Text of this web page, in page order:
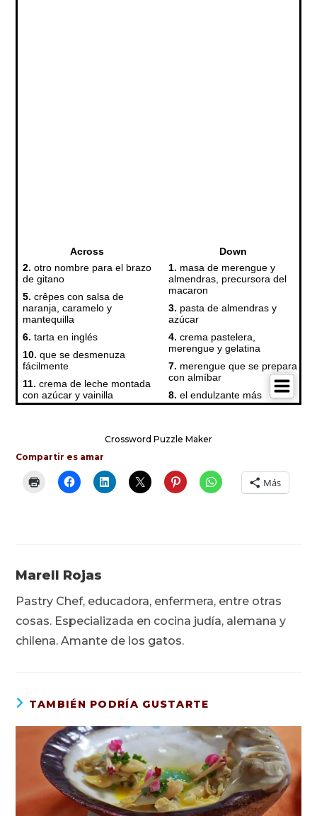
Crossword Puzzle Maker
Compartir es amar
Más
Marell Rojas
Pastry Chef, educadora, enfermera, entre otras
cosas. Especializada en cocina judía, alemana y
chilena. Amante de los gatos.
TAMBIÉN PODRÍA GUSTARTE